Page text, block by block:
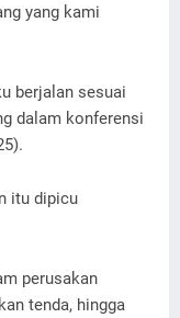
yang kami
berjalan sesuai
dalam konferensi
itu dipicu
perusakan
tenda, hingga